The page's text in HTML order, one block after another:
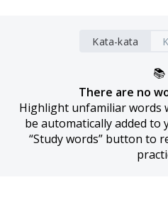
Kata-kata
📚
There are no
Highlight unfamiliar words
be automatically added to
“Study words” button to